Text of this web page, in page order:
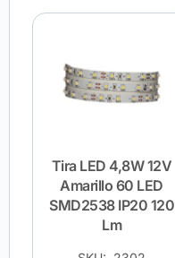
Tira LED 4,8W 12V
Amarillo 60 LED
SMD2538 IP20 120
Lm